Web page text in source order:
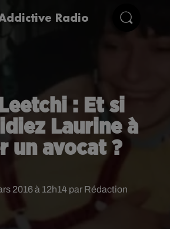
Radio
Leetchi : Et si
Laurine à
un avocat ?
2016 à 12h14 par Rédaction